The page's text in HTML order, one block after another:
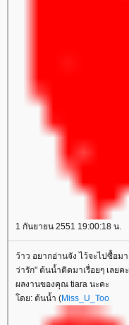
1 กันยายน 2551 19:00:18 น.
ว้าว อยากอ่านจัง ไว้จะไปซื้อม
ว่ารัก" ต้นน้ำติดมาเรื่อยๆ เลยค
ผลงานของคุณ tiara นะคะ
ดย: ต้นน้ำ (Miss_U_Too